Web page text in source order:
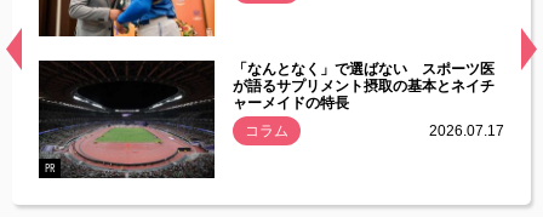
常
PR
「なんとなく」で選ばない スポーツ医
が語るサプリメント摂取の基本とネイチ
ャーメイドの特長
コラム
2026.07.17